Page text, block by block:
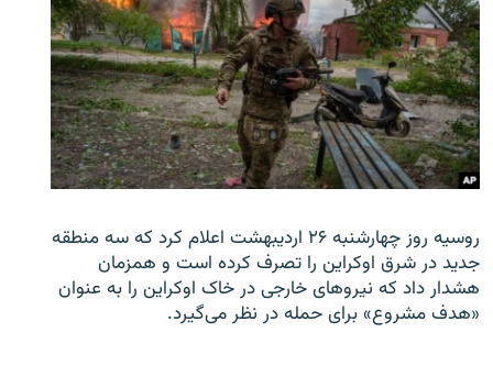
روسیه روز چهارشنبه ۲۶ اردیبهشت اعلام کرد که سه منطقه
جدید در شرق اوکراین را تصرف کرده است و همزمان
هشدار داد که نیروهای خارجی در خاک اوکراین را به عنوان
«هدف مشروع» برای حمله در نظر می‌گیرد.